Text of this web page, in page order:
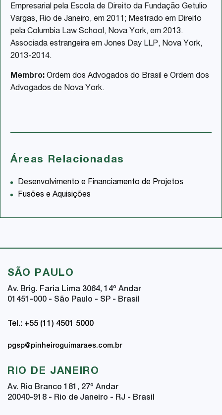
Empresarial pela Escola de Direito da Fundação Getulio
Vargas, Rio de Janeiro, em 2011; Mestrado em Direito
pela Columbia Law School, Nova York, em 2013.
Associada estrangeira em Jones Day LLP, Nova York,
2013-2014.
Membro: Ordem dos Advogados do Brasil e Ordem dos
Advogados de Nova York.
Áreas Relacionadas
Desenvolvimento e Financiamento de Projetos
Fusões e Aquisições
SÃO PAULO
Av. Brig. Faria Lima 3064, 14º Andar
01451-000 - São Paulo - SP - Brasil
Tel.: +55 (11) 4501 5000
pgsp@pinheiroguimaraes.com.br
RIO DE JANEIRO
Av. Rio Branco 181, 27º Andar
20040-918 - Rio de Janeiro - RJ - Brasil